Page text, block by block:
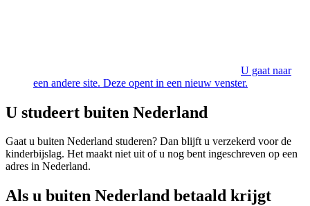
U gaat naar
een andere site. Deze opent in een nieuw venster.
U studeert buiten Nederland
Gaat u buiten Nederland studeren? Dan blijft u verzekerd voor de
kinderbijslag. Het maakt niet uit of u nog bent ingeschreven op een
adres in Nederland.
Als u buiten Nederland betaald krijgt